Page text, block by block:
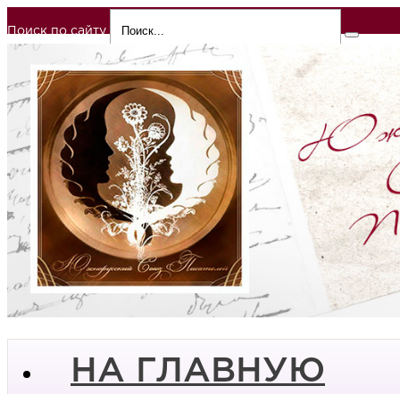
Поиск по сайту
НА ГЛАВНУЮ